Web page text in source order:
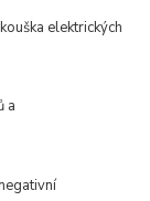
elektrických
a